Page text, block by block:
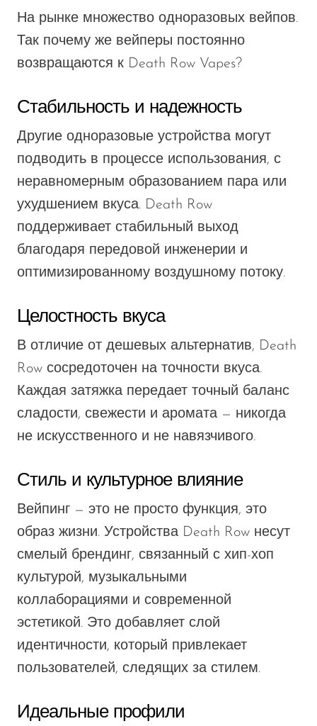
На рынке множество одноразовых вейпов.
Так почему же вейперы постоянно
возвращаются к Death Row Vapes?
Стабильность и надежность
Другие одноразовые устройства могут
подводить в процессе использования, с
неравномерным образованием пара или
ухудшением вкуса. Death Row
поддерживает стабильный выход
благодаря передовой инженерии и
оптимизированному воздушному потоку.
Целостность вкуса
В отличие от дешевых альтернатив, Death
Row сосредоточен на точности вкуса.
Каждая затяжка передает точный баланс
сладости, свежести и аромата — никогда
не искусственного и не навязчивого.
Стиль и культурное влияние
Вейпинг — это не просто функция, это
образ жизни. Устройства Death Row несут
смелый брендинг, связанный с хип-хоп
культурой, музыкальными
коллаборациями и современной
эстетикой. Это добавляет слой
идентичности, который привлекает
пользователей, следящих за стилем.
Идеальные профили